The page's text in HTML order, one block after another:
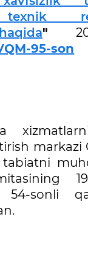
"
95-son
markazi
tabiatni
54-sonli